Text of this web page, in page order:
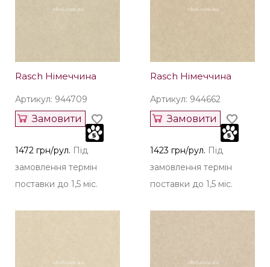
Rasch Німеччина
Артикул: 944709
Замовити
1472 грн/рул. Під
замовлення термін
поставки до 1,5 міс.
Rasch Німеччина
Артикул: 944662
Замовити
1423 грн/рул. Під
замовлення термін
поставки до 1,5 міс.